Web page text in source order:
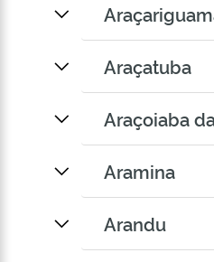
Araçatuba
Araçoiaba
Aramina
Arandu